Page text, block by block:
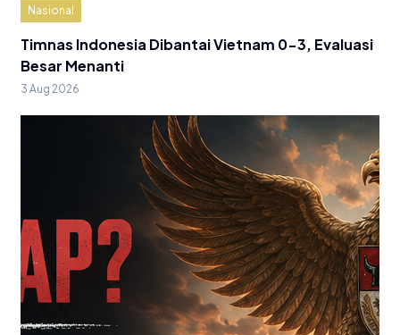
Nasional
Timnas Indonesia Dibantai Vietnam 0-3, Evaluasi
Besar Menanti
3 Aug 2026